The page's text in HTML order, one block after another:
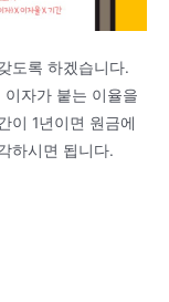
도록 하겠습니다.
자가 붙는 이율을
이 1년이면 원금에
하시면 됩니다.